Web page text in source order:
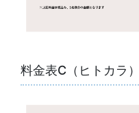
料金表C（ヒトカラ）